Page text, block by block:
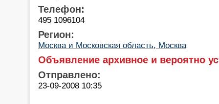
Телефон:
495 1096104
Регион:
Москва и Московская область, Москва
Объявление архивное и вероятно
Отправлено:
23-09-2008 10:35